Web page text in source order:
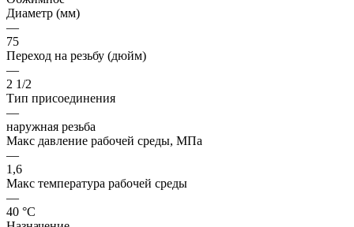
Диаметр (мм)
—
75
Переход на резьбу (дюйм)
—
2 1/2
Тип присоединения
—
наружная резьба
Макс давление рабочей среды, МПа
—
1,6
Макс температура рабочей среды
—
40 °С